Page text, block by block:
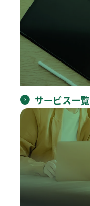
サービス一覧